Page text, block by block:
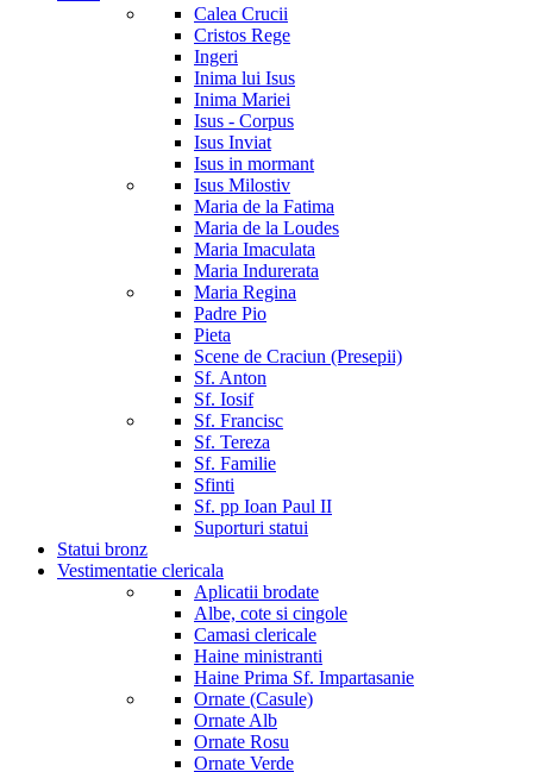
Calea Crucii
Cristos Rege
Ingeri
Inima lui Isus
Inima Mariei
Isus - Corpus
Isus Inviat
Isus in mormant
Isus Milostiv
Maria de la Fatima
Maria de la Loudes
Maria Imaculata
Maria Indurerata
Maria Regina
Padre Pio
Pieta
Scene de Craciun (Presepii)
Sf. Anton
Sf. Iosif
Sf. Francisc
Sf. Tereza
Sf. Familie
Sfinti
Sf. pp Ioan Paul II
Suporturi statui
Statui bronz
Vestimentatie clericala
Aplicatii brodate
Albe, cote si cingole
Camasi clericale
Haine ministranti
Haine Prima Sf. Impartasanie
Ornate (Casule)
Ornate Alb
Ornate Rosu
Ornate Verde